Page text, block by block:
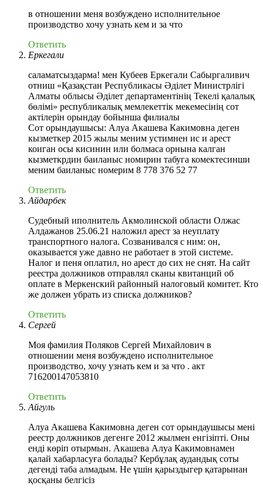
в отношении меня возбуждено исполнительное
производство хочу узнать кем и за что
Ответить
Еркегали
саламатсыздарма! мен Кубеев Еркегали Сабыргаливич
отниш «Қазақстан Республикасы Әділет Министрлігі
Алматы облысы Әділет департаментінің Текелі қалалық
бөлімі» республикалық мемлекеттік мекемесінің сот
актілерін орындау бойынша филиалы
Сот орындаушысы: Алуа Акашева Какимовна деген
кызметкер 2015 жылы меним устимнен ис и арест
коиган осы кисинин или болмаса орнына калган
кызметкрдин баиланыс номирин табуга комектесинши
меним баиланыс номерим 8 778 376 52 77
Ответить
Айдарбек
Судебный иполнитель Акмолинской области Олжас
Алдажанов 25.06.21 наложил арест за неуплату
транспортного налога. Созванивался с ним: он,
оказывается уже давно не работает в этой системе.
Налог и пеня оплатил, но арест до сих не снят. На сайт
реестра должников отправлял сканы квитанций об
оплате в Меркенский районный налоговый комитет. Кто
же должен убрать из списка должников?
Ответить
Сергей
Моя фамилия Поляков Сергей Михайлович в
отношении меня возбуждено исполнительное
производство, хочу узнать кем и за что . акт
716200147053810
Ответить
Айгуль
Алуа Акашева Какимовна деген сот орындаушысы мені
реестр должников дегенге 2012 жылмен енгізіпті. Оны
енді көріп отырмын. Акашева Алуа Какимовнамен
қалай хабарласуға болады? Кербұлақ аудандық соты
дегенді таба алмадым. Не үшін қарыздыгер қатарынан
қосқаны белгісіз